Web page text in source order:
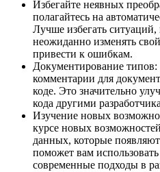
Избегайте неявных
полагайтесь на
Лучше избегать ситуаций,
неожиданно изменять
привести к ошибкам.
Документирование
комментарии для
коде. Это значительно
кода другими
Изучение новых
курсе новых
данных, которые
поможет вам
современные подходы в